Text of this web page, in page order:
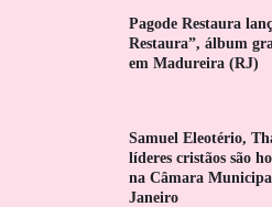
Pagode Restaura
Restaura”, álbum
em Madureira (RJ)
Samuel Eleotério,
líderes cristãos são
na Câmara
Janeiro